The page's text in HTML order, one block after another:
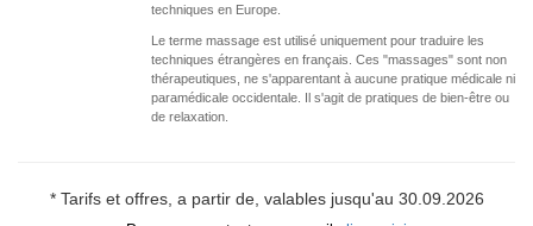
techniques en Europe.
Le terme massage est utilisé uniquement pour traduire les
techniques étrangères en français. Ces "massages" sont non
thérapeutiques, ne s'apparentant à aucune pratique médicale ni
paramédicale occidentale. Il s'agit de pratiques de bien-être ou
de relaxation.
* Tarifs et offres, a partir de, valables jusqu'au 30.09.2026